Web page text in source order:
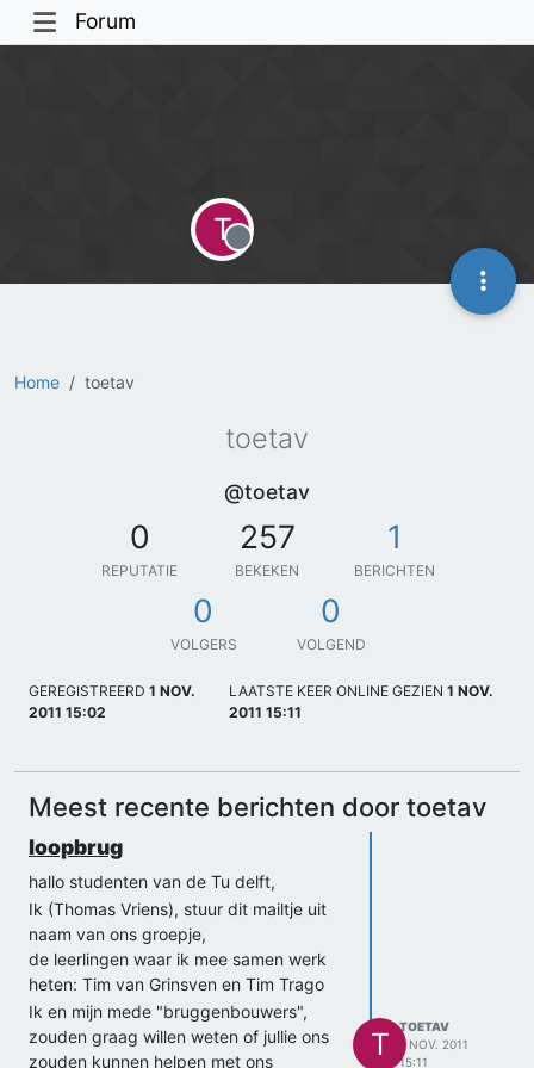
Forum
Home toetav
T
Offline
toetav
@toetav
0
REPUTATIE
257
BEKEKEN
1
BERICHTEN
0
VOLGERS
0
VOLGEND
GEREGISTREERD 1 NOV.
2011 15:02
LAATSTE KEER ONLINE GEZIEN 1 NOV.
2011 15:11
Meest recente berichten door toetav
loopbrug
hallo studenten van de Tu delft,
Ik (Thomas Vriens), stuur dit mailtje uit
naam van ons groepje,
de leerlingen waar ik mee samen werk
heten: Tim van Grinsven en Tim Trago
Ik en mijn mede "bruggenbouwers",
zouden graag willen weten of jullie ons
zouden kunnen helpen met ons
T
TOETAV
1 NOV. 2011
15:11